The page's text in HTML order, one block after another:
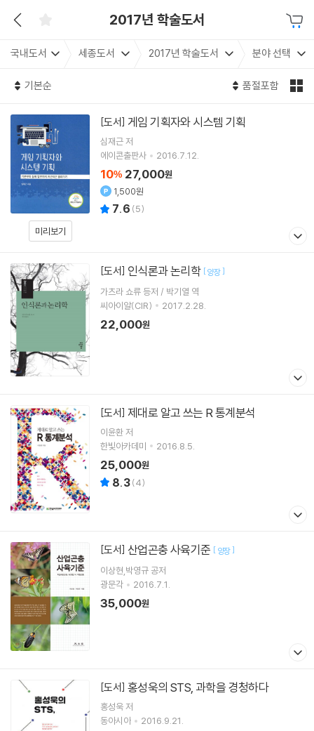
2017년 학술도서
국내도서 세종도서 2017년 학술도서 분야 선택
기본순 품절포함
미리보기
[도서] 게임 기획자와 시스템 기획
심재근 저
에이콘출판사
2016.7.12.
10% 27,000원
1,500원
7.6 (5)
[도서] 인식론과 논리학 [양장]
가츠라 쇼류 등저 / 박기열 역
씨아이알(CIR)
2017.2.28.
22,000원
[도서] 제대로 알고 쓰는 R 통계분석
이윤환 저
한빛아카데미
2016.8.5.
25,000원
8.3(4)
[도서] 산업곤충 사육기준 [ 양장]
이상현,박영규 공저
광문각
2016.7.1.
35,000원
[도서] 홍성욱의 STS, 과학을 경청하다
홍성욱저
동아시아
2016.9.21.